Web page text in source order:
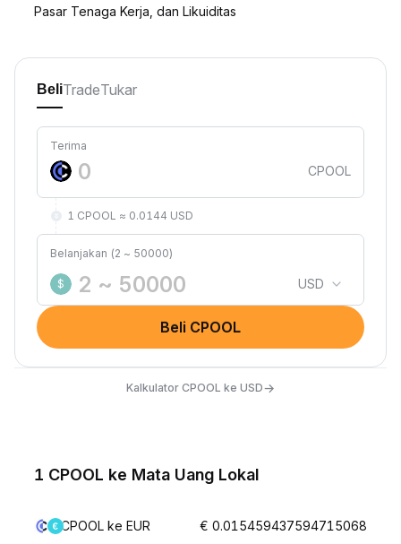
Pasar Tenaga Kerja, dan Likuiditas
BeliTradeTukar
Terima
CPOOL
1 CPOOL ≈ 0.0144 USD
Belanjakan (2 ~ 50000)
$ USD
Beli CPOOL
Kalkulator CPOOL ke USD→
1 CPOOL ke Mata Uang Lokal
CPOOL ke EUR € 0.015459437594715068